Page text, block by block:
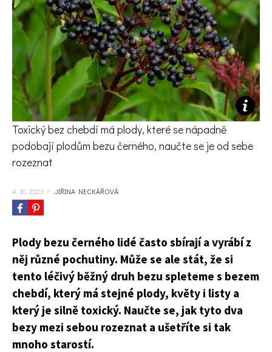
KVÍZY A TESTY
Toxický bez chebdí má plody, které se nápadně
podobají plodům bezu černého, naučte se je od sebe
rozeznat
4. 10. 2023 / JIŘINA NECKÁŘOVÁ
Plody bezu černého lidé často sbírají a vyrábí z
něj různé pochutiny. Může se ale stát, že si
tento léčivý běžný druh bezu spleteme s bezem
chebdí, který má stejné plody, květy i listy a
který je silně toxický. Naučte se, jak tyto dva
bezy mezi sebou rozeznat a ušetříte si tak
mnoho starostí.